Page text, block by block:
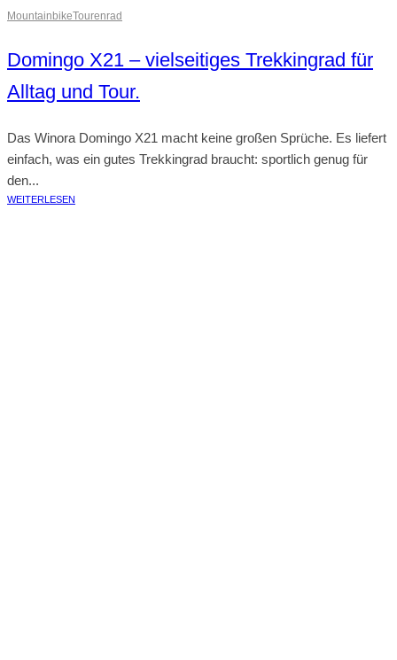
MountainbikeTourenrad
Domingo X21 – vielseitiges Trekkingrad für
Alltag und Tour.
Das Winora Domingo X21 macht keine großen Sprüche. Es liefert
einfach, was ein gutes Trekkingrad braucht: sportlich genug für
den...
WEITERLESEN